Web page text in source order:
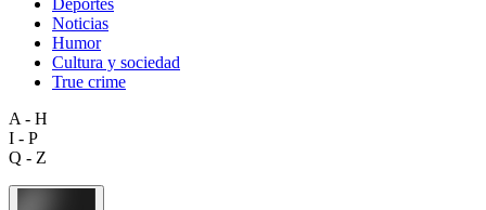
Noticias
Humor
Cultura y sociedad
True crime
A - H
I - P
Q - Z